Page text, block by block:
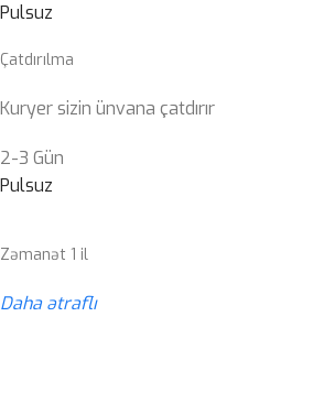
Pulsuz
Çatdırılma
Kuryer sizin ünvana çatdırır
2-3 Gün
Pulsuz
Zəmanət 1 il
Daha ətraflı